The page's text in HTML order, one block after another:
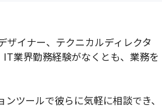
ザイナー、テクニカルディレクタ
業界勤務経験がなくとも、業務を
ツールで彼らに気軽に相談でき、